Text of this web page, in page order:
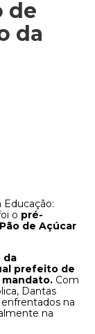
de
da
o pré-
de Açúcar
da
prefeito de
Com
Dantas
na
na